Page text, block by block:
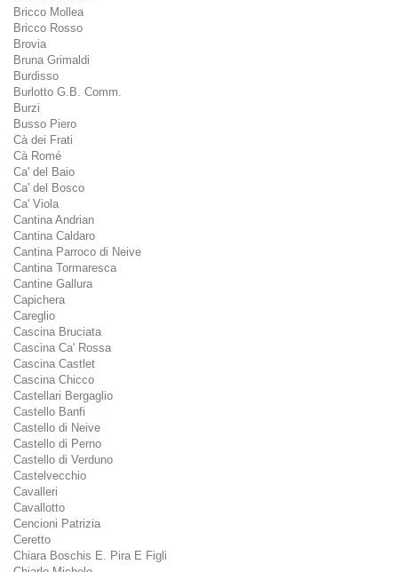
Bricco Mollea
Bricco Rosso
Brovia
Bruna Grimaldi
Burdisso
Burlotto G.B. Comm.
Burzi
Busso Piero
Cà dei Frati
Cà Romé
Ca' del Baio
Ca' del Bosco
Ca' Viola
Cantina Andrian
Cantina Caldaro
Cantina Parroco di Neive
Cantina Tormaresca
Cantine Gallura
Capichera
Careglio
Cascina Bruciata
Cascina Ca' Rossa
Cascina Castlet
Cascina Chicco
Castellari Bergaglio
Castello Banfi
Castello di Neive
Castello di Perno
Castello di Verduno
Castelvecchio
Cavalleri
Cavallotto
Cencioni Patrizia
Ceretto
Chiara Boschis E. Pira E Figli